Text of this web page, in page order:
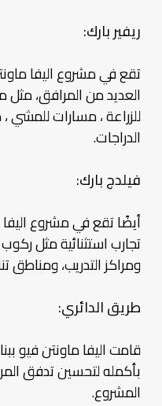
ريفير بارك:
تقع في مشروع اليفا
العديد من المرافق،
للزراعة ، مسارات
الدراجات.
فيلدج بارك:
أيضًا تقع في مشروع اليفا
تجارب استثنائية مثل ركوب
ومراكز التدريب، ومناطق
طريق الدائري:
قامت اليفا ماونتن فيو
بأكمله لتحسين تدفق
المشروع.